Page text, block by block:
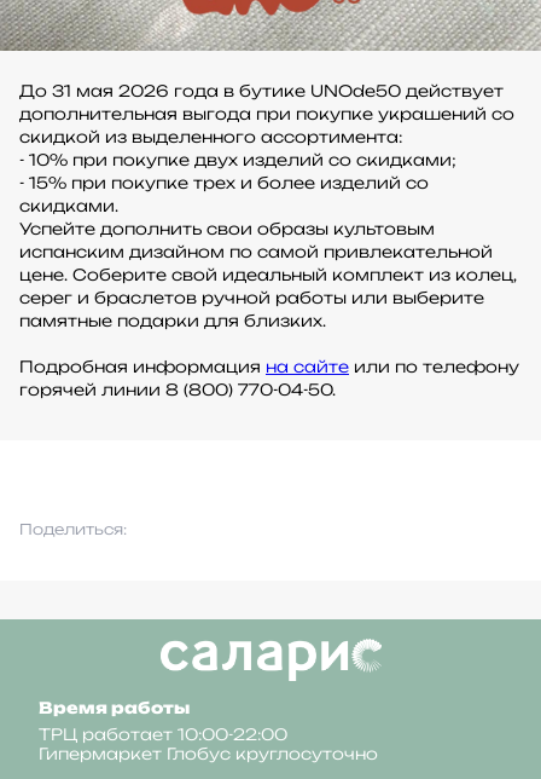
До 31 мая 2026 года в бутике UNOde50 действует
дополнительная выгода при покупке украшений со
скидкой из выделенного ассортимента:
- 10% при покупке двух изделий со скидками;
- 15% при покупке трех и более изделий со
скидками.
Успейте дополнить свои образы культовым
испанским дизайном по самой привлекательной
цене. Соберите свой идеальный комплект из колец,
серег и браслетов ручной работы или выберите
памятные подарки для близких.
Подробная информация на сайте или по телефону
горячей линии 8 (800) 770-04-50.
Поделиться:
Время работы
ТРЦ работает 10:00-22:00
Гипермаркет Глобус круглосуточно